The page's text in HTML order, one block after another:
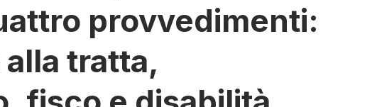
provvedimenti:
tratta,